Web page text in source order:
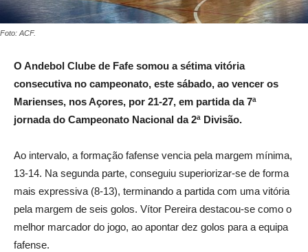
Foto: ACF.
O Andebol Clube de Fafe somou a sétima vitória
consecutiva no campeonato, este sábado, ao vencer os
Marienses, nos Açores, por 21-27, em partida da 7ª
jornada do Campeonato Nacional da 2ª Divisão.
Ao intervalo, a formação fafense vencia pela margem mínima,
13-14. Na segunda parte, conseguiu superiorizar-se de forma
mais expressiva (8-13), terminando a partida com uma vitória
pela margem de seis golos. Vítor Pereira destacou-se como o
melhor marcador do jogo, ao apontar dez golos para a equipa
fafense.